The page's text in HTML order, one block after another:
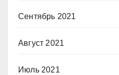
Сентябрь 2021
Август 2021
Июль 2021